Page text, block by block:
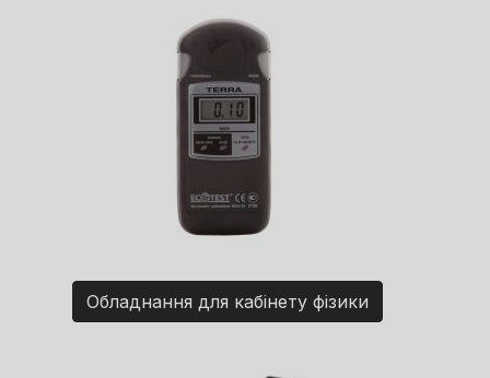
Обладнання для кабінету фізики